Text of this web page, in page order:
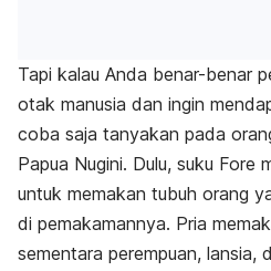
Tapi kalau Anda benar-benar
otak manusia dan ingin
coba saja tanyakan pada
Papua Nugini. Dulu, suku Fore
untuk memakan tubuh orang
di pemakamannya. Pria
sementara perempuan, lansia,